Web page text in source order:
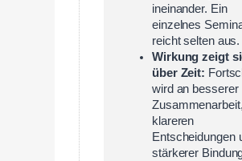
ineinander. Ein
einzelnes
reicht selten aus.
Wirkung zeigt
über Zeit:
wird an besserer
Zusammenarbeit,
klareren
Entscheidungen
stärkerer